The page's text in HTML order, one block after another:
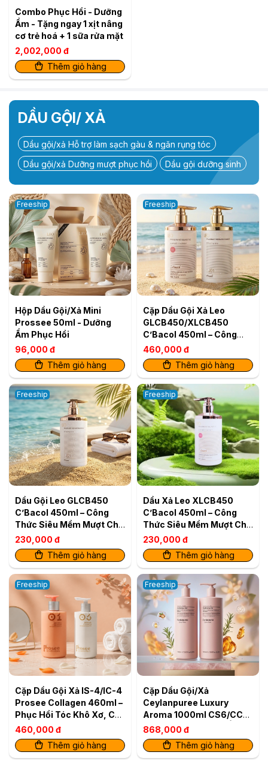
Combo Phục Hồi - Dưỡng
Ẩm - Tặng ngay 1 xịt nâng
cơ trẻ hoá + 1 sữa rửa mặt
2,002,000 đ
Thêm giỏ hàng
DẦU GỘI/ XẢ
Dầu gội/xả Hỗ trợ làm sạch gàu & ngăn rụng tóc
Dầu gội/xả Dưỡng mượt phục hồi
Dầu gội dưỡng sinh
Freeship
Hộp Dầu Gội/Xả Mini
Prossee 50ml - Dưỡng
Ẩm Phục Hồi
96,000 đ
Thêm giỏ hàng
Freeship
Cặp Dầu Gội Xả Leo
GLCB450/XLCB450
C’Bacol 450ml – Công
Thức Siêu Mềm Mượt Cho
Tóc Khỏe Bóng
460,000 đ
Thêm giỏ hàng
Freeship
Dầu Gội Leo GLCB450
C’Bacol 450ml – Công
Thức Siêu Mềm Mượt Cho
Tóc Khỏe Bóng
230,000 đ
Thêm giỏ hàng
Freeship
Dầu Xả Leo XLCB450
C’Bacol 450ml – Công
Thức Siêu Mềm Mượt Cho
Tóc Khỏe Bóng
230,000 đ
Thêm giỏ hàng
Freeship
Cặp Dầu Gội Xả IS-4/IC-4
Prosee Collagen 460ml –
Phục Hồi Tóc Khô Xơ, Chẻ
Ngọn & Gãy Rụng
460,000 đ
Thêm giỏ hàng
Freeship
Cặp Dầu Gội/Xả
Ceylanpuree Luxury
Aroma 1000ml CS6/CC6
– Phục Hồi & Dưỡng Ẩm
Cho Mái Tóc Mềm Mượt
Chuẩn Salon
868,000 đ
Thêm giỏ hàng